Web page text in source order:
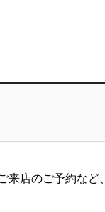
来店のご予約な